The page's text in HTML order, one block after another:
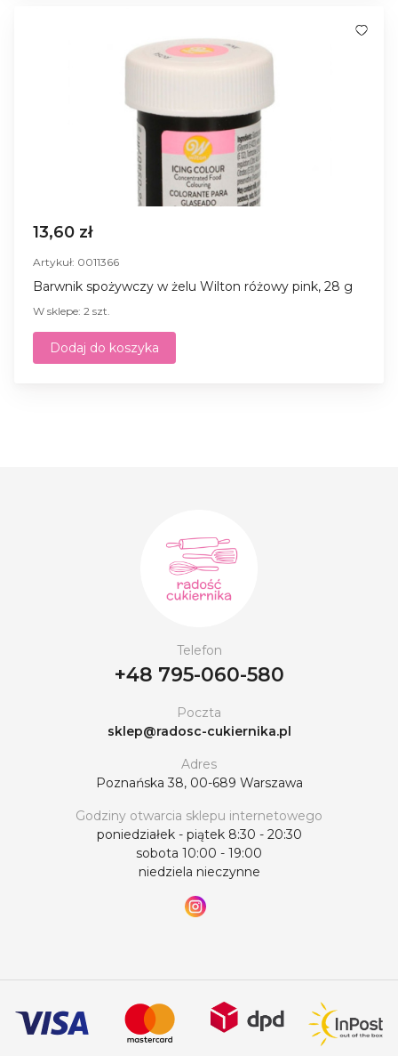
13,60 zł
Artykuł: 0011366
Barwnik spożywczy w żelu Wilton różowy pink, 28 g
W sklepe: 2 szt.
Dodaj do koszyka
Telefon
+48 795-060-580
Poczta
sklep@radosc-cukiernika.pl
Adres
Poznańska 38, 00-689 Warszawa
Godziny otwarcia sklepu internetowego
poniedziałek - piątek 8:30 - 20:30
sobota 10:00 - 19:00
niedziela nieczynne